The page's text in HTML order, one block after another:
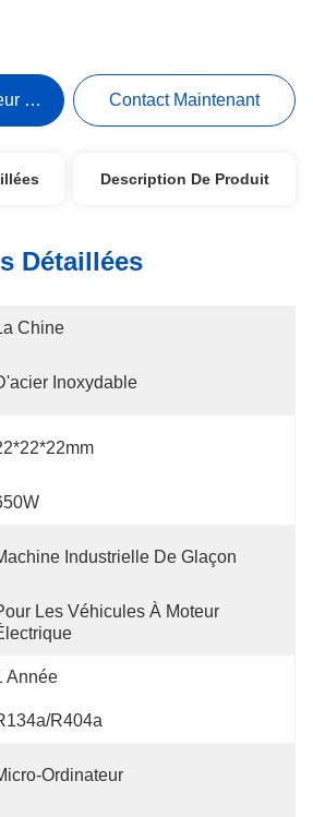
Prix Contact Maintenant
Description De Produit
Détaillées
Chine
Inoxydable
Industrielle De Glaçon
Les Véhicules À Moteur
Année
R404a
Ordinateur